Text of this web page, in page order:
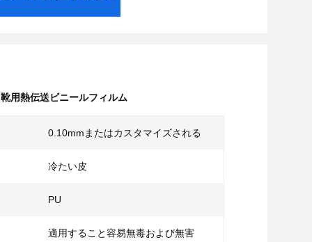
靴用熱伝送ビニールフィルム
0.10mmまたはカスタマイズされる
冷たい皮
PU
適用すること容易無毒および無害